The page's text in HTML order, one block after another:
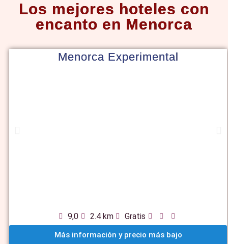
Los mejores hoteles con
encanto en Menorca
Menorca Experimental
9,0 2.4 km Gratis
Más información y precio más bajo